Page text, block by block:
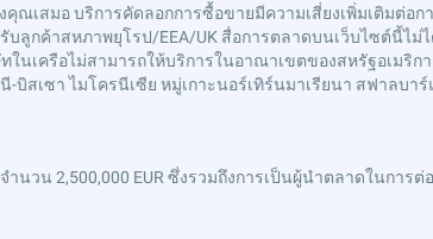
เสมอ บริการคัดลอกการซื้อขายมีความเสี่ยงเพิ่มเติมต่อ
บลูกค้าสหภาพยุโรป/EEA/UK สื่อการตลาดบนเว็บไซต์นี้ไ
ทในเครือไม่สามารถให้บริการในอาณาเขตของสหรัฐอเม
บิสเซา ไมโครนีเซีย หมู่เกาะนอร์เทิร์นมาเรียนา สฟาลบ
นวน 2,500,000 EUR ซึ่งรวมถึงการเป็นผู้นำตลาดในกา